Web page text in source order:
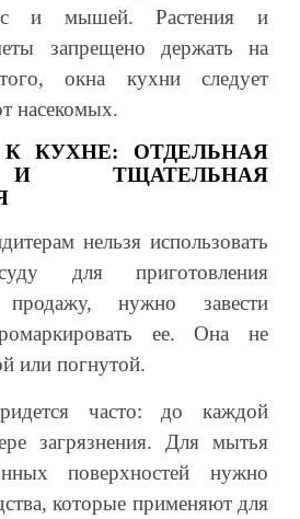
и мышей. Растения и
запрещено держать на
окна кухни следует
насекомых.
КУХНЕ: ОТДЕЛЬНАЯ
ТЩАТЕЛЬНАЯ
нельзя использовать
для приготовления
нужно завести
ее. Она не
или погнутой.
часто: до каждой
загрязнения. Для мытья
поверхностей нужно
которые применяют для